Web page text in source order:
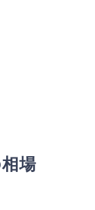
場